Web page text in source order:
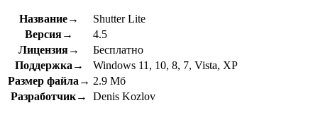
Название→
Shutter Lite
Версия→
4.5
Лицензия→
Бесплатно
Поддержка→
Windows 11, 10, 8, 7, Vista, XP
Размер файла→ 2.9 Мб
Разработчик→
Denis Kozlov